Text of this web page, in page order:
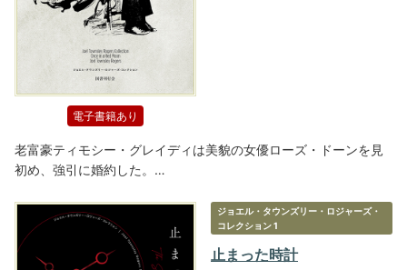
電子書籍あり
老富豪ティモシー・グレイディは美貌の女優ローズ・ドーンを見
初め、強引に婚約した。…
ジョエル・タウンズリー・ロジャーズ・
コレクション 1
止まった時計